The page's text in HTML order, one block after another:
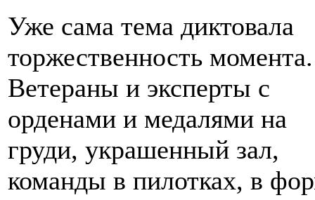
Уже сама тема диктовала
торжественность момента.
Ветераны и эксперты с
орденами и медалями на
груди, украшенный зал,
команды в пилотках, в